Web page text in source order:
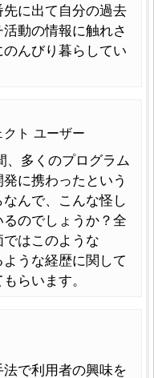
に出て自分の過去
動の情報に触れさ
んびり暮らしてい
ト ユーザー
、多くのプログラム
に携わったという
んで、こんな怪し
のでしょうか？全
はこのような
うな経歴に関して
らいます。
で利用者の興味を